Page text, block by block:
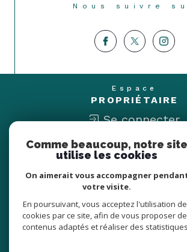
Nous suivre
Espace
PROPRIÉTAIRE
Se connecter
Nous
ADHÉRONS
Comme beaucoup, notre site
utilise les cookies
On aimerait vous accompagner
votre visite.
En poursuivant, vous acceptez l'utilisation
cookies par ce site, afin de vous proposer
contenus adaptés et réaliser des